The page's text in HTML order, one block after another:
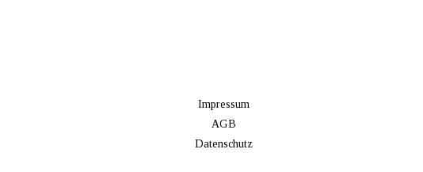
Impressum
AGB
Datenschutz